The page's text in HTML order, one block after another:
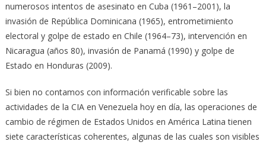
numerosos intentos de asesinato en Cuba (1961–2001), la
invasión de República Dominicana (1965), entrometimiento
electoral y golpe de estado en Chile (1964–73), intervención en
Nicaragua (años 80), invasión de Panamá (1990) y golpe de
Estado en Honduras (2009).
Si bien no contamos con información verificable sobre las
actividades de la CIA en Venezuela hoy en día, las operaciones de
cambio de régimen de Estados Unidos en América Latina tienen
siete características coherentes, algunas de las cuales son visibles